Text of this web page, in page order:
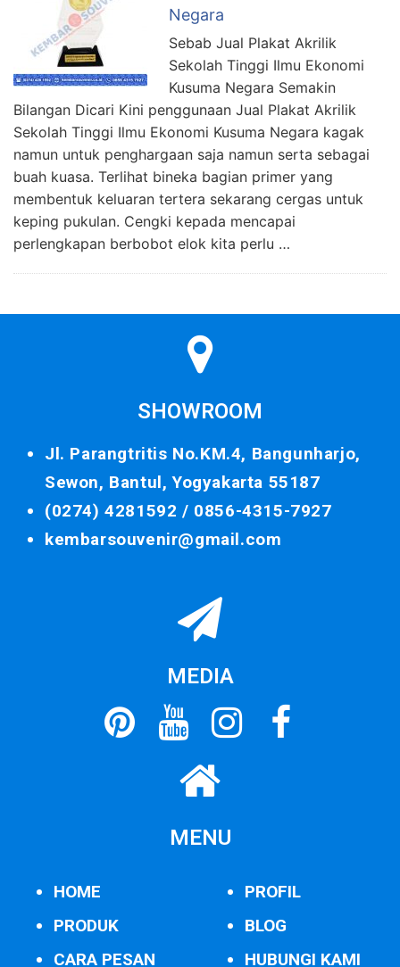
Negara
Sebab Jual Plakat Akrilik
Sekolah Tinggi Ilmu Ekonomi
Kusuma Negara Semakin
Bilangan Dicari Kini penggunaan Jual Plakat Akrilik
Sekolah Tinggi Ilmu Ekonomi Kusuma Negara kagak
namun untuk penghargaan saja namun serta sebagai
buah kuasa. Terlihat bineka bagian primer yang
membentuk keluaran tertera sekarang cergas untuk
keping pukulan. Cengki kepada mencapai
perlengkapan berbobot elok kita perlu …
SHOWROOM
Jl. Parangtritis No.KM.4, Bangunharjo,
Sewon, Bantul, Yogyakarta 55187
(0274) 4281592 / 0856-4315-7927
kembarsouvenir@gmail.com
MEDIA
MENU
HOME
PRODUK
CARA PESAN
PROFIL
BLOG
HUBUNGI KAMI